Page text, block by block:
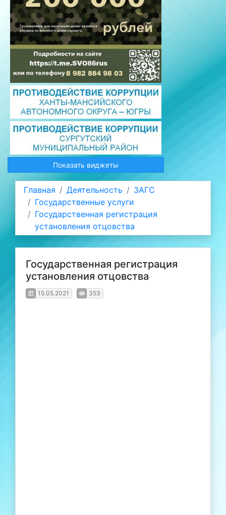
Показать виджеты
Главная Деятельность
ЗАГС
Государственные услуги
Государственная регистрация
установления отцовства
Государственная регистрация
установления отцовства
15.05.2021 353